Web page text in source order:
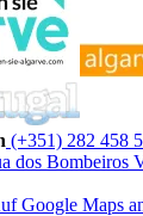
(+351) 282 458
dos Bombeiros
Google Maps